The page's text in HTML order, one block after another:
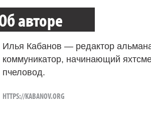
авторе
Илья Кабанов — редактор
коммуникатор, начинающий
пчеловод.
HTTPS://KABANOV.ORG